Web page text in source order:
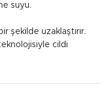
suyu.
şekilde uzaklaştırır.
cildi
silin. Durulama